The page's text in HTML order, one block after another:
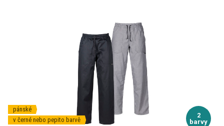
2
barvy
pánské
v černé nebo pepito barvě